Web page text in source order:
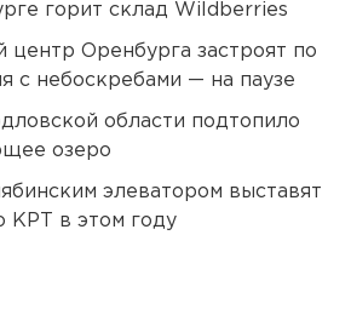
горит склад Wildberries
центр Оренбурга застроят по
с небоскребами — на паузе
области подтопило
озеро
элеватором выставят
КРТ в этом году